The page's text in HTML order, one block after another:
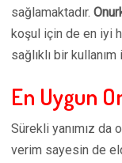
sağlamaktadır.
koşul için de en iyi
sağlıklı bir
En Uygun
Sürekli yanımız
verim sayesin de